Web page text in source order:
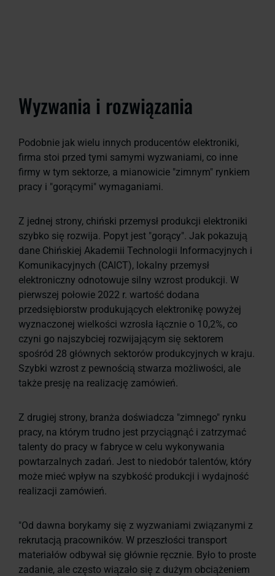
Wyzwania i rozwiązania
Podobnie jak wielu innych producentów elektroniki,
firma stoi przed tymi samymi wyzwaniami, co inne
firmy w tym sektorze, a mianowicie "zimnym" rynkiem
pracy i "gorącymi" wymaganiami.
Z jednej strony, chiński przemysł produkcji elektroniki
szybko się rozwija. Popyt jest "gorący". Jak pokazują
dane Chińskiej Akademii Technologii Informacyjnych i
Komunikacyjnych (CAICT), lokalny przemysł
elektroniczny odnotowuje silny wzrost produkcji. W
pierwszej połowie 2022 r. wartość dodana
przedsiębiorstw produkujących elektronikę powyżej
wyznaczonej wielkości wzrosła łącznie o 10,2%, co
czyni go najszybciej rozwijającym się sektorem
spośród 28 głównych sektorów produkcyjnych w kraju.
Szybki wzrost z pewnością stwarza możliwości, ale
także presję na realizację zamówień.
Z drugiej strony, branża doświadcza "zimnego" rynku
pracy, na którym trudno jest przyciągnąć i zatrzymać
talenty do pracy w fabryce w celu wykonywania
powtarzalnych zadań. Jest to niedobór talentów, który
może mieć wpływ na szybkość produkcji i wydajność
realizacji zamówień.
"Od dawna borykamy się z wyzwaniami związanymi z
rekrutacją pracowników. W przeszłości transport
materiałów odbywał się głównie ręcznie. Było to proste
zadanie, ale często wiązało się z dużym obciążeniem